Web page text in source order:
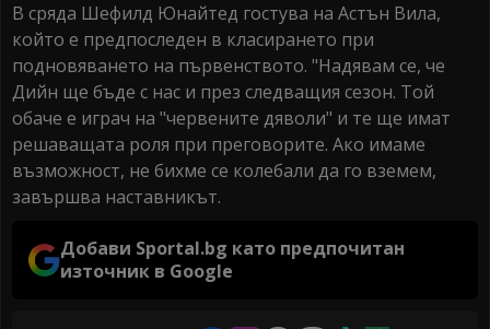
В сряда Шефилд Юнайтед гостува на Астън Вила,
който е предпоследен в класирането при
подновяването на първенството. "Надявам се, че
Дийн ще бъде с нас и през следващия сезон. Той
обаче е играч на "червените дяволи" и те ще имат
решаващата роля при преговорите. Ако имаме
възможност, не бихме се колебали да го вземем,
завършва наставникът.
Добави Sportal.bg като предпочитан
източник в Google